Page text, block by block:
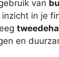
van
in je
en